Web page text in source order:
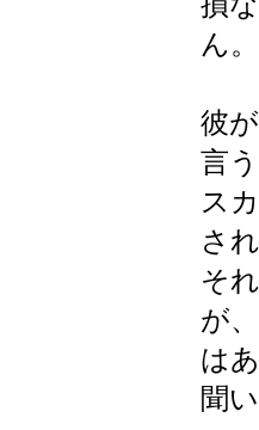
ん。
彼
言
ス
さ
そ
が
は
聞